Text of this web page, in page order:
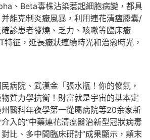
、Beta毒株沾染惹起細胞病變，都具
能克制炎癥風暴，利用連花清瘟膠囊/
診患者發燒、乏力、咳嗽等臨床癥
征，延長癥狀連續時光和治愈時光，
院、武漢金「張水瓶！你的傻氣，
質力學抗衡！財富就是宇宙的基本定
醫科年夜學第一從屬病院等20余家新
入的“中藥連花清瘟醫治新型冠狀病毒
比、多中間臨床研討”成果顯示，顛末